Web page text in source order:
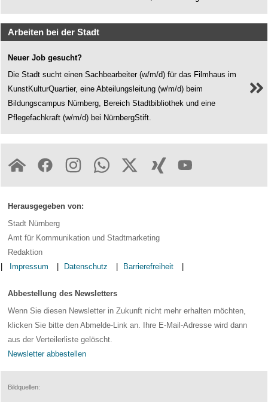
Arbeiten bei der Stadt
Neuer Job gesucht?
Die Stadt sucht einen Sachbearbeiter (w/m/d) für das Filmhaus im
KunstKulturQuartier, eine Abteilungsleitung (w/m/d) beim
Bildungscampus Nürnberg, Bereich Stadtbibliothek und eine
Pflegefachkraft (w/m/d) bei NürnbergStift.
Herausgegeben von:
Stadt Nürnberg
Amt für Kommunikation und Stadtmarketing
Redaktion
Impressum
Datenschutz Barrierefreiheit
Abbestellung des Newsletters
Wenn Sie diesen Newsletter in Zukunft nicht mehr erhalten möchten,
klicken Sie bitte den Abmelde-Link an. Ihre E-Mail-Adresse wird dann
aus der Verteilerliste gelöscht.
Newsletter abbestellen
Bildquellen: